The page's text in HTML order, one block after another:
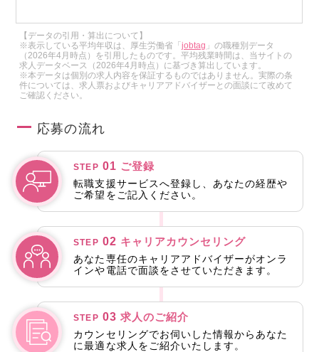
【データの引用・算出について】
※表示している平均年収は、厚生労働省「jobtag 」の職種別データ
（2026年4月時点）を引用したものです。平均残業時間は、当サイトの
求人データベース（2026年4月時点）に基づき算出しています。
※本データは個別の求人内容を保証するものではありません。実際の条
件については、求人票およびキャリアアドバイザーとの面談にて改めて
ご確認ください。
応募の流れ
STEP 01 ご登録
転職支援サービスへ登録し、あなたの経歴や
ご希望をご記入ください。
STEP 02 キャリアカウンセリング
あなた専任のキャリアアドバイザーがオンラ
インや電話で面談をさせていただきます。
STEP 03 求人のご紹介
カウンセリングでお伺いした情報からあなた
に最適な求人をご紹介いたします。